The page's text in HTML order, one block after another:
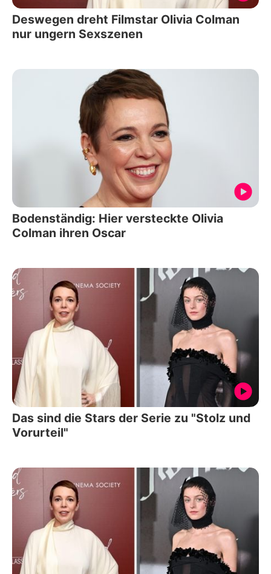
Deswegen dreht Filmstar Olivia Colman
nur ungern Sexszenen
Bodenständig: Hier versteckte Olivia
Colman ihren Oscar
Das sind die Stars der Serie zu "Stolz und
Vorurteil"